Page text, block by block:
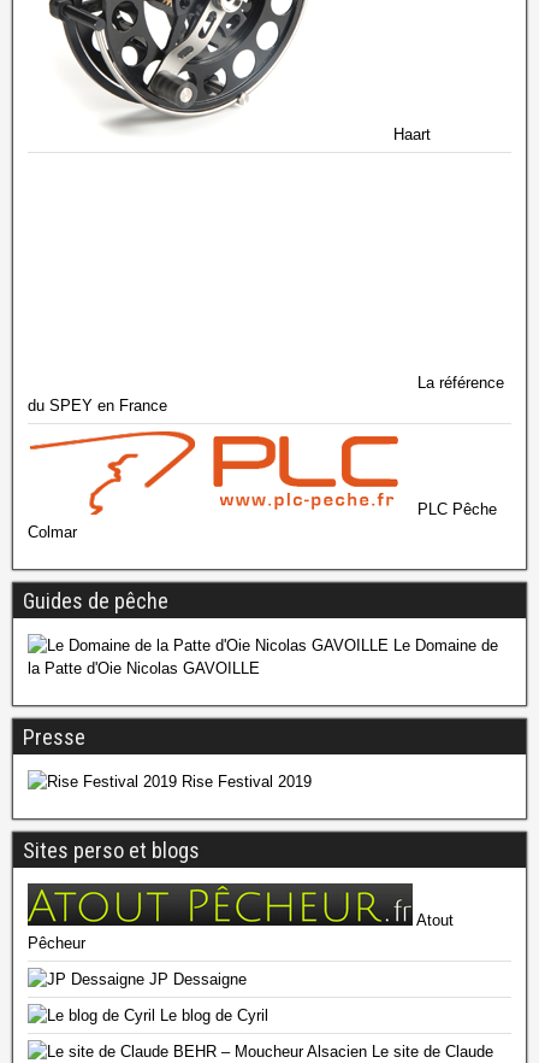
Haart
La référence
du SPEY en France
PLC Pêche
Colmar
Guides de pêche
Le Domaine de
la Patte d'Oie Nicolas GAVOILLE
Presse
Rise Festival 2019
Sites perso et blogs
Atout
Pêcheur
JP Dessaigne
Le blog de Cyril
Le site de Claude